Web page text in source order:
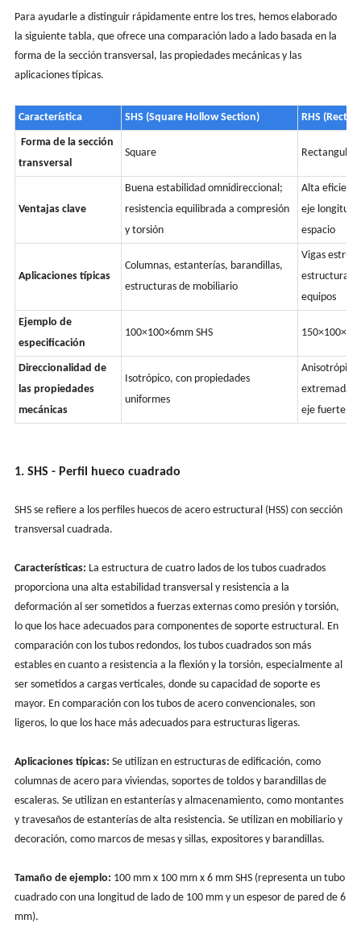
Para ayudarle a distinguir rápidamente entre los tres, hemos elaborado
la siguiente tabla, que ofrece una comparación lado a lado basada en la
forma de la sección transversal, las propiedades mecánicas y las
aplicaciones típicas.
Característica SHS (Square Hollow Section) RHS
Forma de la sección
transversal
Square Rectangular
Ventajas clave
Buena estabilidad omnidireccional;
resistencia equilibrada a compresión
y torsión
Alta
eje
espacio
Aplicaciones típicas
Columnas, estanterías, barandillas,
estructuras de mobiliario
Vigas
estructuras
equipos
Ejemplo de
especificación
100×100×6mm SHS
Direccionalidad de
las propiedades
mecánicas
Isotrópico, con propiedades
uniformes
eje fuerte
1. SHS - Perfil hueco cuadrado
SHS se refiere a los perfiles huecos de acero estructural (HSS) con sección
transversal cuadrada.
Características: La estructura de cuatro lados de los tubos cuadrados
proporciona una alta estabilidad transversal y resistencia a la
deformación al ser sometidos a fuerzas externas como presión y torsión,
lo que los hace adecuados para componentes de soporte estructural. En
comparación con los tubos redondos, los tubos cuadrados son más
estables en cuanto a resistencia a la flexión y la torsión, especialmente al
ser sometidos a cargas verticales, donde su capacidad de soporte es
mayor. En comparación con los tubos de acero convencionales, son
ligeros, lo que los hace más adecuados para estructuras ligeras.
Aplicaciones típicas: Se utilizan en estructuras de edificación, como
columnas de acero para viviendas, soportes de toldos y barandillas de
escaleras. Se utilizan en estanterías y almacenamiento, como montantes
y travesaños de estanterías de alta resistencia. Se utilizan en mobiliario y
decoración, como marcos de mesas y sillas, expositores y barandillas.
Tamaño de ejemplo: 100 mm x 100 mm x 6 mm SHS (representa un tubo
cuadrado con una longitud de lado de 100 mm y un espesor de pared de 6
mm).